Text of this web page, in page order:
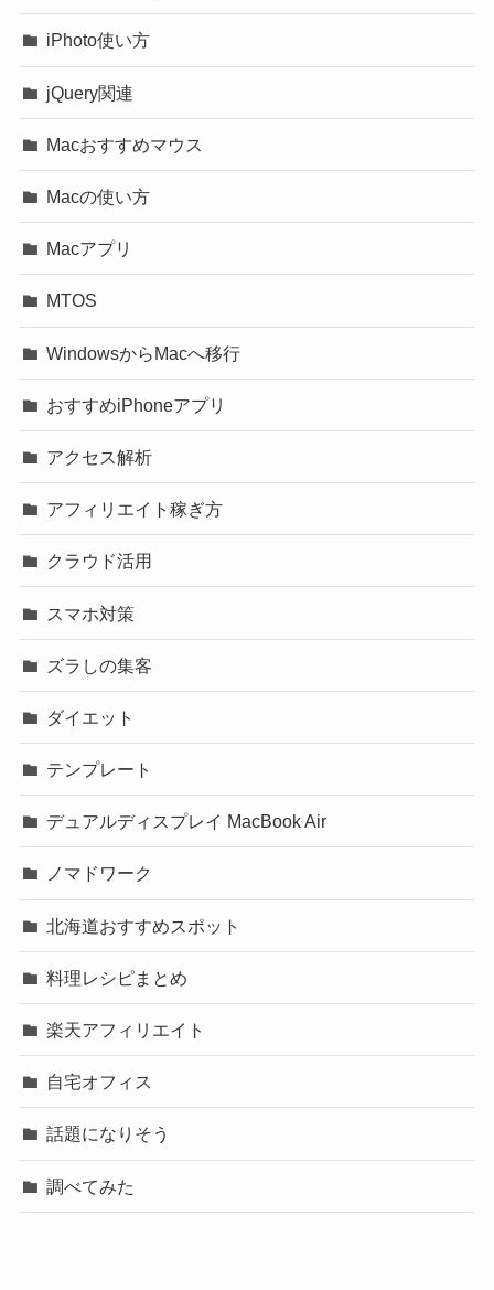
iPhoto使い方
jQuery関連
Macおすすめマウス
Macの使い方
Macアプリ
MTOS
WindowsからMacへ移行
おすすめiPhoneアプリ
アクセス解析
アフィリエイト稼ぎ方
クラウド活用
スマホ対策
ズラしの集客
ダイエット
テンプレート
デュアルディスプレイ MacBook Air
ノマドワーク
北海道おすすめスポット
料理レシピまとめ
楽天アフィリエイト
自宅オフィス
話題になりそう
調べてみた